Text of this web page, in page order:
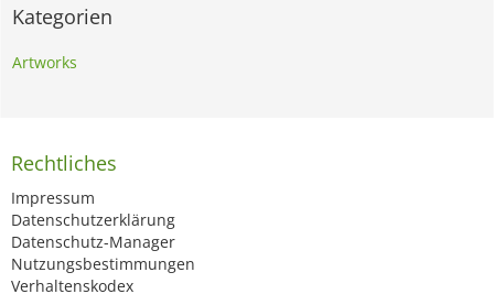
Kategorien
Artworks
Rechtliches
Impressum
Datenschutzerklärung
Datenschutz-Manager
Nutzungsbestimmungen
Verhaltenskodex